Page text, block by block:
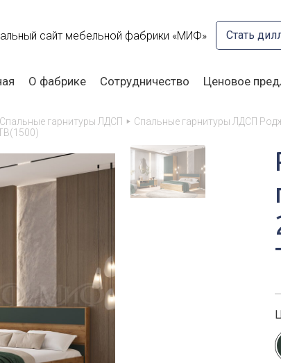
сайт мебельной фабрики «МИФ» Стать
О фабрике Сотрудничество Ценовое
гарнитуры ЛДСП Спальные гарнитуры ЛДСП